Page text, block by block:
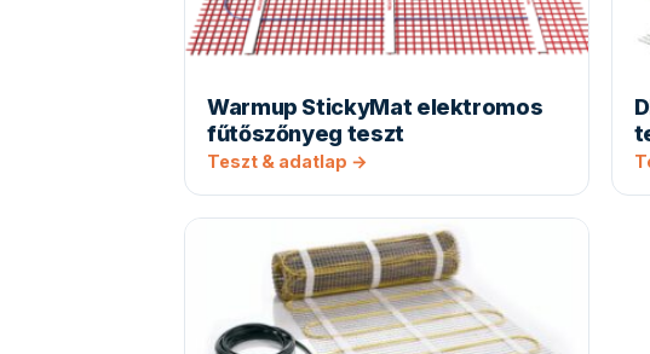
Warmup StickyMat elektromos
fűtőszőnyeg teszt
Teszt & adatlap →